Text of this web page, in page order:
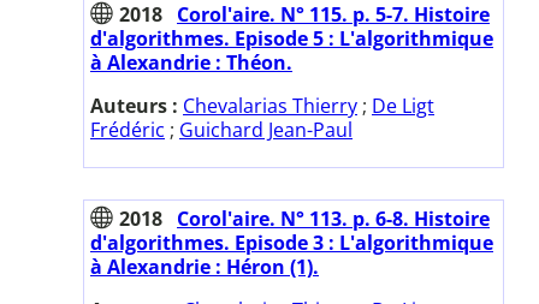
2018 Corol'aire. N° 115. p. 5-7. Histoire
d'algorithmes. Episode 5 : L'algorithmique
à Alexandrie : Théon.
Auteurs : Chevalarias Thierry ; De Ligt
Frédéric ; Guichard Jean-Paul
2018 Corol'aire. N° 113. p. 6-8. Histoire
d'algorithmes. Episode 3 : L'algorithmique
à Alexandrie : Héron (1).